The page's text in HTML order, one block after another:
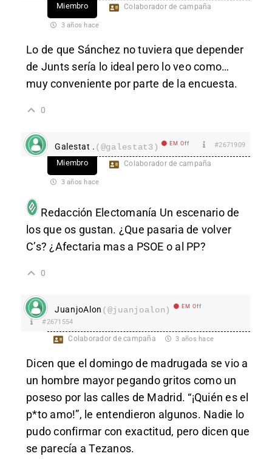
Miembro Colaborador de campaña
3 años hace
Lo de que Sánchez no tuviera que depender
de Junts sería lo ideal pero lo veo como…
muy conveniente por parte de la encuesta.
0
Galestat . (@galestat3) EM Off #2671909
Miembro Colaborador de campaña
3 años hace
Redacción Electomanía Un escenario de
los que os gustan. ¿Que pasaria de volver
C’s? ¿Afectaria mas a PSOE o al PP?
0
JuanjoAlon (@juanjoalon) EM Off
#2671554
Colaborador de campaña 3 años hace
Dicen que el domingo de madrugada se vio a
un hombre mayor pegando gritos como un
poseso por las calles de Madrid. “¡Quién es el
p*to amo!”, le entendieron algunos. Nadie lo
pudo confirmar con exactitud, pero dicen que
se parecía a Tezanos.